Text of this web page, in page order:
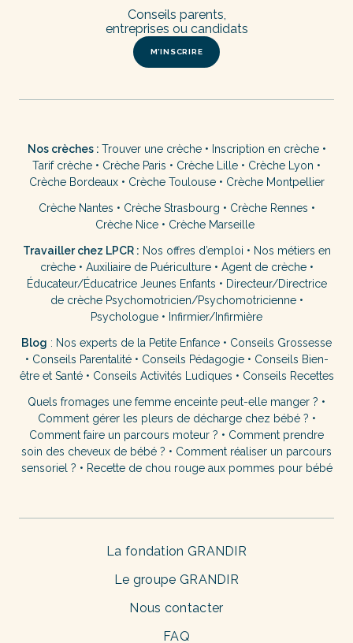
M’INSCRIRE
Conseils parents,
entreprises ou candidats
Nos crèches : Trouver une crèche• Inscription en crèche•
Tarif crèche • Crèche Paris • Crèche Lille • Crèche Lyon •
Crèche Bordeaux• Crèche Toulouse• Crèche Montpellier
Crèche Nantes • Crèche Strasbourg • Crèche Rennes •
Crèche Nice • Crèche Marseille
Travailler chez LPCR : Nos offres d’emploi • Nos métiers en
crèche• Auxiliaire de Puériculture• Agent de crèche•
Éducateur/Éducatrice Jeunes Enfants • Directeur/Directrice
de crèche Psychomotricien/Psychomotricienne•
Psychologue • Infirmier/Infirmière
Blog : Nos experts de la Petite Enfance • Conseils Grossesse
• Conseils Parentalité• Conseils Pédagogie• Conseils Bien-
être et Santé• Conseils Activités Ludiques • Conseils Recettes
Quels fromages une femme enceinte peut-elle manger ? •
Comment gérer les pleurs de décharge chez bébé ? •
Comment faire un parcours moteur ? • Comment prendre
soin des cheveux de bébé ? • Comment réaliser un parcours
sensoriel ? • Recette de chou rouge aux pommes pour bébé
La fondation GRANDIR
Le groupe GRANDIR
Nous contacter
FAQ